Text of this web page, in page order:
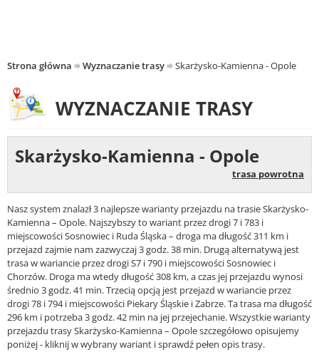
Strona główna Wyznaczanie trasy Skarżysko-Kamienna - Opole
WYZNACZANIE TRASY
Skarżysko-Kamienna - Opole
trasa powrotna
Nasz system znalazł 3 najlepsze warianty przejazdu na trasie Skarżysko-
Kamienna – Opole. Najszybszy to wariant przez drogi 7 i 783 i
miejscowości Sosnowiec i Ruda Śląska – droga ma długość 311 km i
przejazd zajmie nam zazwyczaj 3 godz. 38 min. Drugą alternatywą jest
trasa w wariancie przez drogi S7 i 790 i miejscowości Sosnowiec i
Chorzów. Droga ma wtedy długość 308 km, a czas jej przejazdu wynosi
średnio 3 godz. 41 min. Trzecią opcją jest przejazd w wariancie przez
drogi 78 i 794 i miejscowości Piekary Śląskie i Zabrze. Ta trasa ma długość
296 km i potrzeba 3 godz. 42 min na jej przejechanie. Wszystkie warianty
przejazdu trasy Skarżysko-Kamienna – Opole szczegółowo opisujemy
poniżej - kliknij w wybrany wariant i sprawdź pełen opis trasy.